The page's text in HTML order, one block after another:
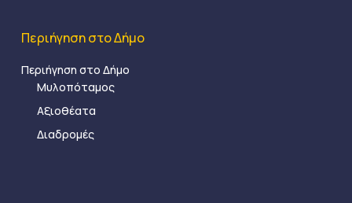
Περιήγηση στο Δήμο
Περιήγηση στο Δήμο
Μυλοπόταμος
Αξιοθέατα
Διαδρομές